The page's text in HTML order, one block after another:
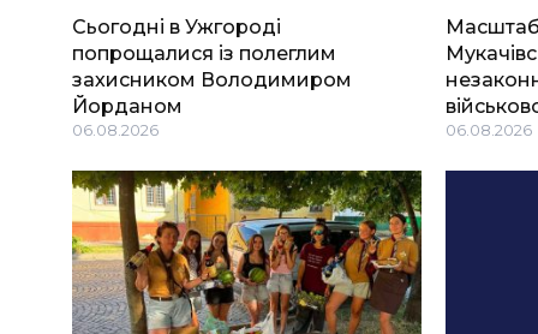
Сьогодні в Ужгороді
попрощалися із полеглим
захисником Володимиром
Йорданом
06.08.2026 06.08.2026